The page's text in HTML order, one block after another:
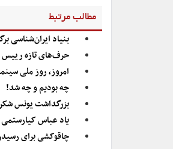
مطالب مرتبط
بنیاد ایران‌شناسی
حرف‌های تازه رییس
امروز، روز ملی
چه بودیم و چه شد!
بزرگداشت یونس
یاد عباس
چاقوکشی برای